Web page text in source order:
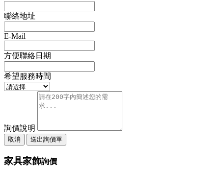
聯絡地址
E-Mail
方便聯絡日期
希望服務時間
詢價說明
取消 送出詢價單
家具家飾詢價